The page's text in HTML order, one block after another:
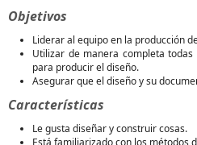
Objetivos
Liderar al equipo en la producción
Utilizar de manera completa
para producir el diseño.
Asegurar que el diseño y su
Características
Le gusta diseñar y construir cosas.
Está familiarizado con los métodos